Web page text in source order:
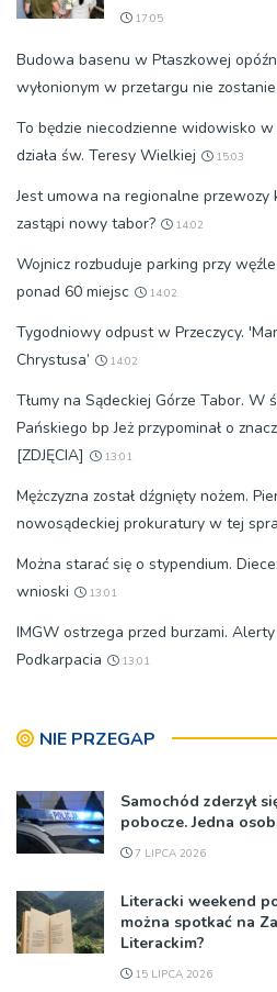
17:05
Budowa basenu w Ptaszkowej
wyłonionym w przetargu nie
To będzie niecodzienne widowisko
działa św. Teresy Wielkiej
15:03
Jest umowa na regionalne przewozy
zastąpi nowy tabor?
14:02
Wojnicz rozbuduje parking przy
ponad 60 miejsc
14:02
Tygodniowy odpust w Przeczycy.
Chrystusa’
14:02
Tłumy na Sądeckiej Górze Tabor. W
Pańskiego bp Jeż przypominał o
[ZDJĘCIA]
13:01
Mężczyzna został dźgnięty nożem.
nowosądeckiej prokuratury w tej
Można starać się o stypendium.
wnioski
13:01
IMGW ostrzega przed burzami.
Podkarpacia
13:01
NIE PRZEGAP
Samochód zderzył
pobocze. Jedna
7 LIPCA 2026
Literacki weekend
można spotkać na
Literackim?
15 LIPCA 2026